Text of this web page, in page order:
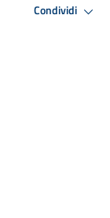
Condividi